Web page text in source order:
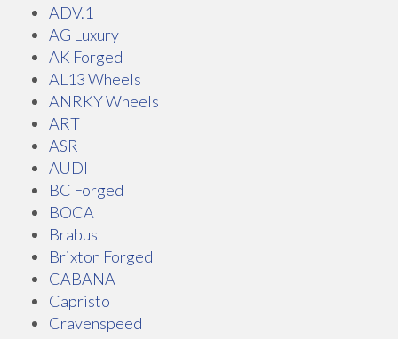
ADV.1
AG Luxury
AK Forged
AL13 Wheels
ANRKY Wheels
ART
ASR
AUDI
BC Forged
BOCA
Brabus
Brixton Forged
CABANA
Capristo
Cravenspeed